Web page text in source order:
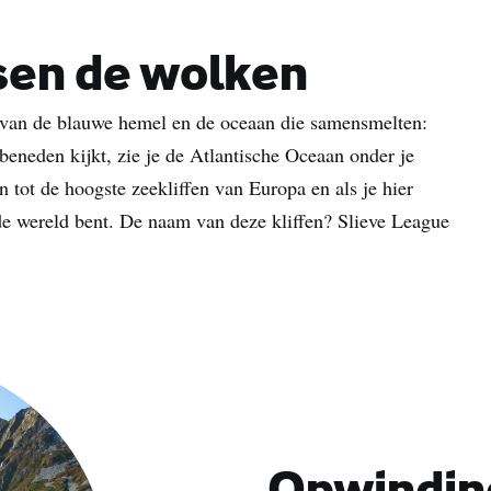
de wolken
de blauwe hemel en de oceaan die samensmelten:
kijkt, zie je de Atlantische Oceaan onder je
tot de hoogste zeekliffen van Europa en als je hier
wereld bent. De naam van deze kliffen? Slieve League